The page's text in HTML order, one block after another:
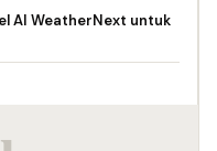
AI WeatherNext untuk